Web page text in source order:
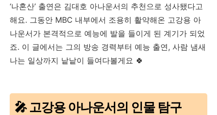
‘나혼산’ 출연은 김대호 아나운서의 추천으로 성사됐다고
해요. 그동안 MBC 내부에서 조용히 활약해온 고강용 아
나운서가 본격적으로 예능에 발을 들이게 된 계기가 되었
죠. 이 글에서는 그의 방송 경력부터 예능 출연, 사람 냄새
나는 일상까지 낱낱이 들여다볼게요 🍀
🎤 고강용 아나운서의 인물 탐구